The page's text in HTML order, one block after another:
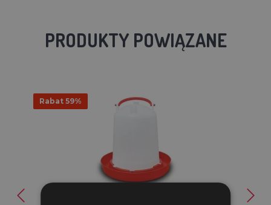
PRODUKTY POWIĄZANE
Rabat 59%